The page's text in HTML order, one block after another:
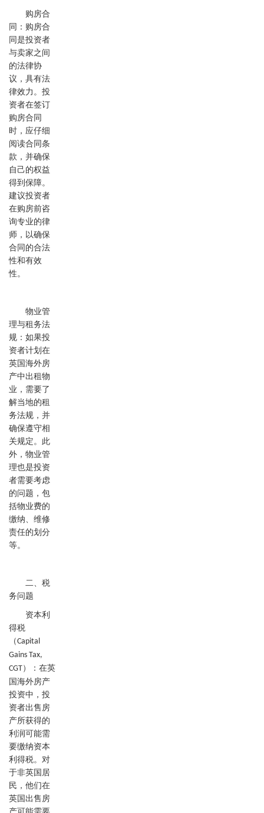
购房合
同：购房合
同是投资者
与卖家之间
的法律协
议，具有法
律效力。投
资者在签订
购房合同
时，应仔细
阅读合同条
款，并确保
自己的权益
得到保障。
建议投资者
在购房前咨
询专业的律
师，以确保
合同的合法
性和有效
性。
物业管
理与租务法
规：如果投
资者计划在
英国海外房
产中出租物
业，需要了
解当地的租
务法规，并
确保遵守相
关规定。此
外，物业管
理也是投资
者需要考虑
的问题，包
括物业费的
缴纳、维修
责任的划分
等。
二、税
务问题
资本利
得税
（Capital
Gains Tax,
CGT）：在英
国海外房产
投资中，投
资者出售房
产所获得的
利润可能需
要缴纳资本
利得税。对
于非英国居
民，他们在
英国出售房